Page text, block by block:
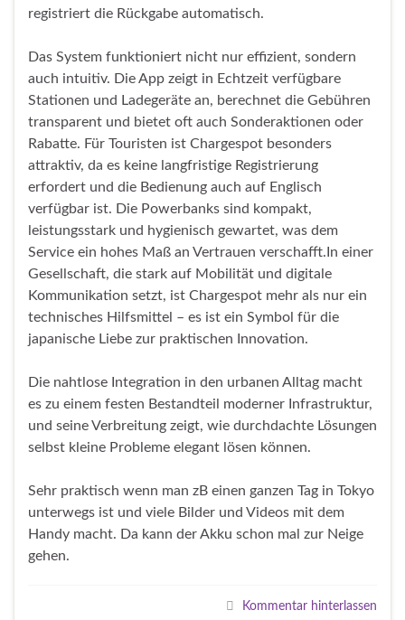
registriert die Rückgabe automatisch.
Das System funktioniert nicht nur effizient, sondern
auch intuitiv. Die App zeigt in Echtzeit verfügbare
Stationen und Ladegeräte an, berechnet die Gebühren
transparent und bietet oft auch Sonderaktionen oder
Rabatte. Für Touristen ist Chargespot besonders
attraktiv, da es keine langfristige Registrierung
erfordert und die Bedienung auch auf Englisch
verfügbar ist. Die Powerbanks sind kompakt,
leistungsstark und hygienisch gewartet, was dem
Service ein hohes Maß an Vertrauen verschafft.In einer
Gesellschaft, die stark auf Mobilität und digitale
Kommunikation setzt, ist Chargespot mehr als nur ein
technisches Hilfsmittel – es ist ein Symbol für die
japanische Liebe zur praktischen Innovation.
Die nahtlose Integration in den urbanen Alltag macht
es zu einem festen Bestandteil moderner Infrastruktur,
und seine Verbreitung zeigt, wie durchdachte Lösungen
selbst kleine Probleme elegant lösen können.
Sehr praktisch wenn man zB einen ganzen Tag in Tokyo
unterwegs ist und viele Bilder und Videos mit dem
Handy macht. Da kann der Akku schon mal zur Neige
gehen.
Kommentar hinterlassen